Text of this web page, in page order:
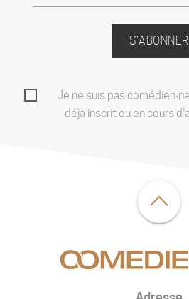
S'ABONNER
Je ne suis pas
déjà inscrit ou en cours